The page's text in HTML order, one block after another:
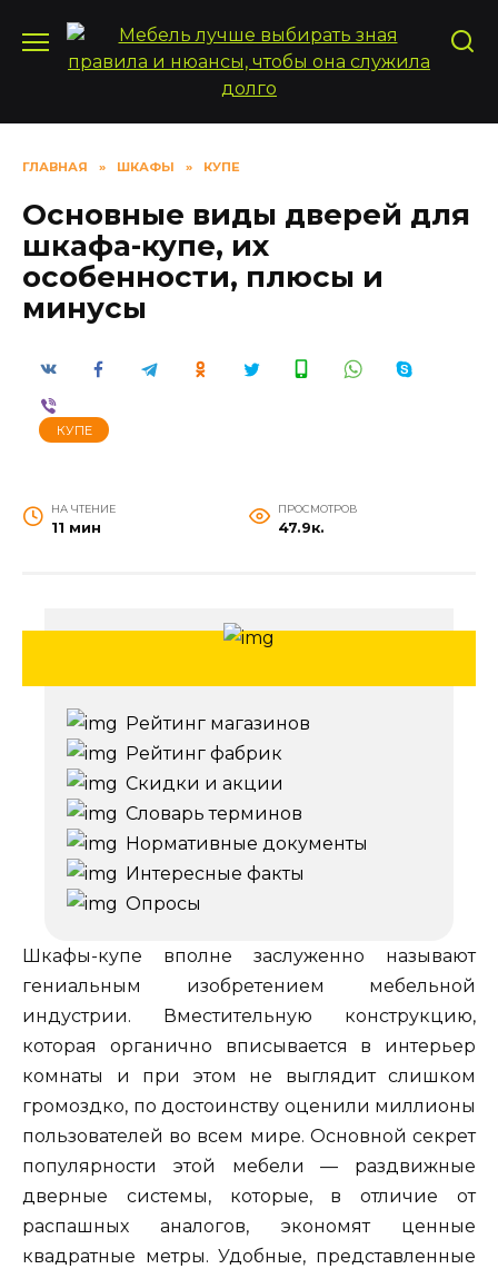
содержанию
ГЛАВНАЯ » ШКАФЫ » КУПЕ
Основные виды дверей для
шкафа-купе, их
особенности, плюсы и
минусы
КУПЕ
НА ЧТЕНИЕ
11 мин
ПРОСМОТРОВ
47.9к.
Рейтинг магазинов
Рейтинг фабрик
Скидки и акции
Словарь терминов
Нормативные документы
Интересные факты
Опросы
Шкафы-купе вполне заслуженно называют
гениальным изобретением мебельной
индустрии. Вместительную конструкцию,
которая органично вписывается в интерьер
комнаты и при этом не выглядит слишком
громоздко, по достоинству оценили миллионы
пользователей во всем мире. Основной секрет
популярности этой мебели — раздвижные
дверные системы, которые, в отличие от
распашных аналогов, экономят ценные
квадратные метры. Удобные, представленные